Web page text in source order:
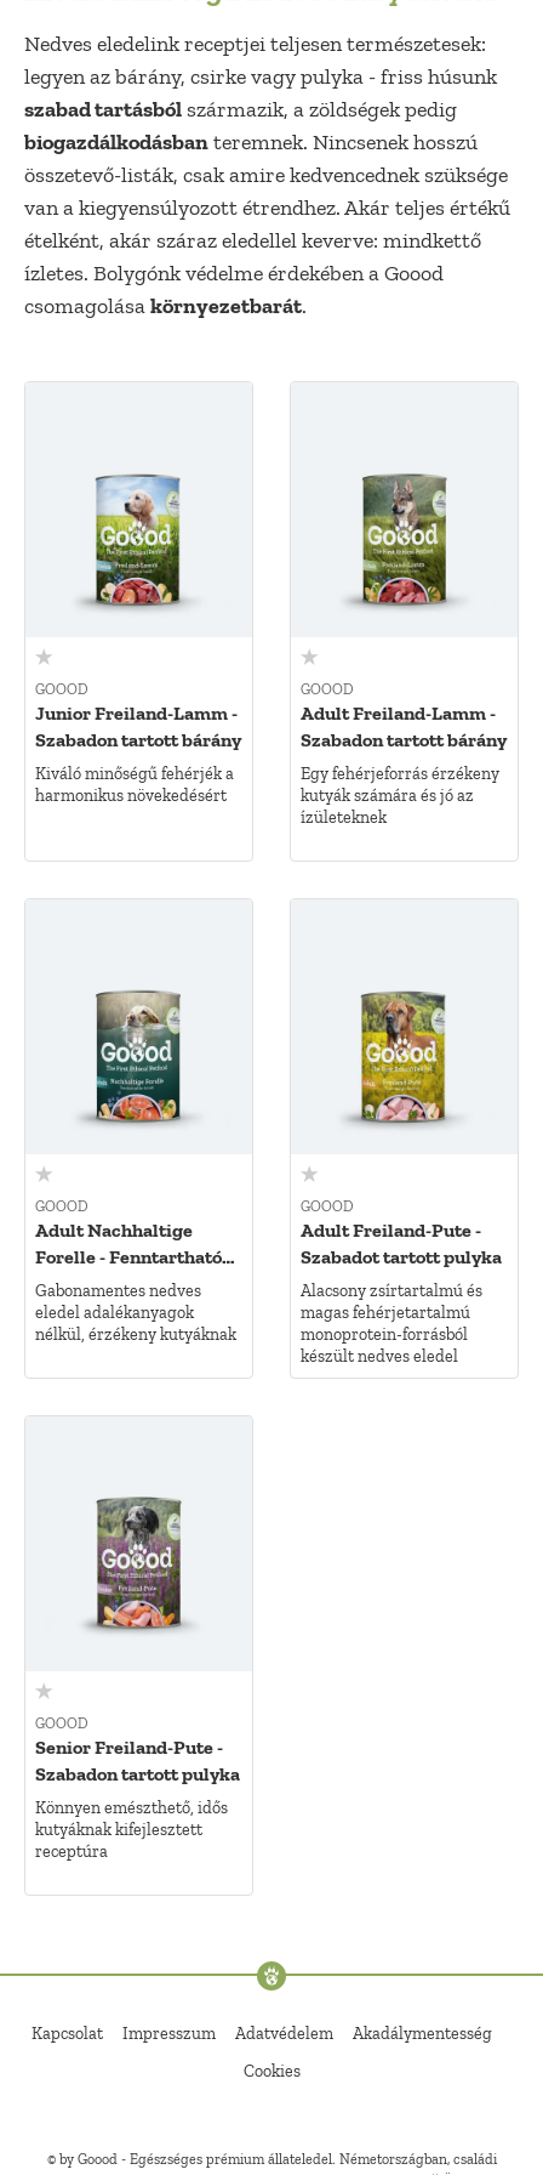
Nedves eledelink receptjei teljesen természetesek:
legyen az bárány, csirke vagy pulyka - friss húsunk
szabad tartásból származik, a zöldségek pedig
biogazdálkodásban teremnek. Nincsenek hosszú
összetevő-listák, csak amire kedvencednek szüksége
van a kiegyensúlyozott étrendhez. Akár teljes értékű
ételként, akár száraz eledellel keverve: mindkettő
ízletes. Bolygónk védelme érdekében a Goood
csomagolása környezetbarát.
GOOOD
Junior Freiland-Lamm -
Szabadon tartott bárány
Kiváló minőségű fehérjék a
harmonikus növekedésért
GOOOD
Adult Freiland-Lamm -
Szabadon tartott bárány
Egy fehérjeforrás érzékeny
kutyák számára és jó az
ízületeknek
GOOOD
Adult Nachhaltige
Forelle - Fenntartható
pisztráng
Gabonamentes nedves
eledel adalékanyagok
nélkül, érzékeny kutyáknak
GOOOD
Adult Freiland-Pute -
Szabadot tartott pulyka
Alacsony zsírtartalmú és
magas fehérjetartalmú
monoprotein-forrásból
készült nedves eledel
GOOOD
Senior Freiland-Pute -
Szabadon tartott pulyka
Könnyen emészthető, idős
kutyáknak kifejlesztett
receptúra
Kapcsolat Impresszum Adatvédelem Akadálymentesség
Cookies
© by Goood - Egészséges prémium állateledel. Németországban, családi